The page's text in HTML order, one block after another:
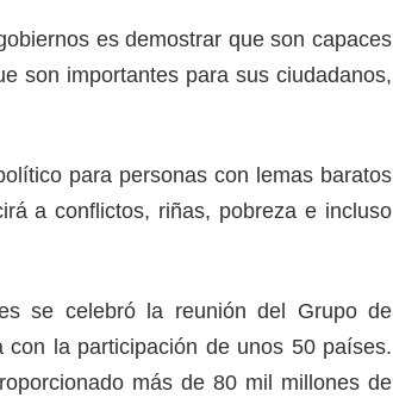
es demostrar que son capaces
son importantes para sus ciudadanos,
para personas con lemas baratos
a conflictos, riñas, pobreza e incluso
se celebró la reunión del Grupo de
la participación de unos 50 países.
más de 80 mil millones de